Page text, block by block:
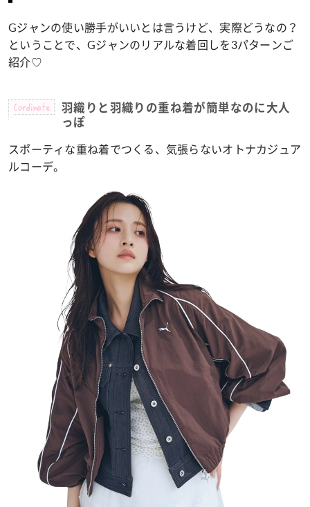
Gジャンの使い勝手がいいとは言うけど、実際どうなの？
ということで、Gジャンのリアルな着回しを3パターンご
紹介♡
Cordinate
羽織りと羽織りの重ね着が簡単なのに大人
っぽ
スポーティな重ね着でつくる、気張らないオトナカジュア
ルコーデ。